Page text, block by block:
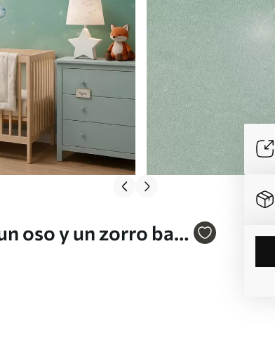
oso y un zorro bajo